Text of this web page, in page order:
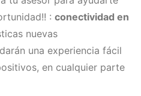
: conectividad en
nuevas
una experiencia fácil
en cualquier parte